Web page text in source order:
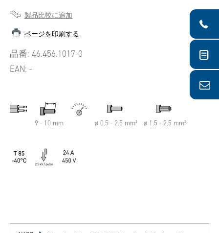
製品比較に追加
ページを印刷する
品番: 46.456.1017-0
EAN: -
9 - 10 mm ø 0.5 - 2.5 mm² ø 1.5 - 2.5 mm²